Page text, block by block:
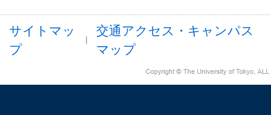
サイトマッ
プ
交通アクセス・キャンパス
マップ